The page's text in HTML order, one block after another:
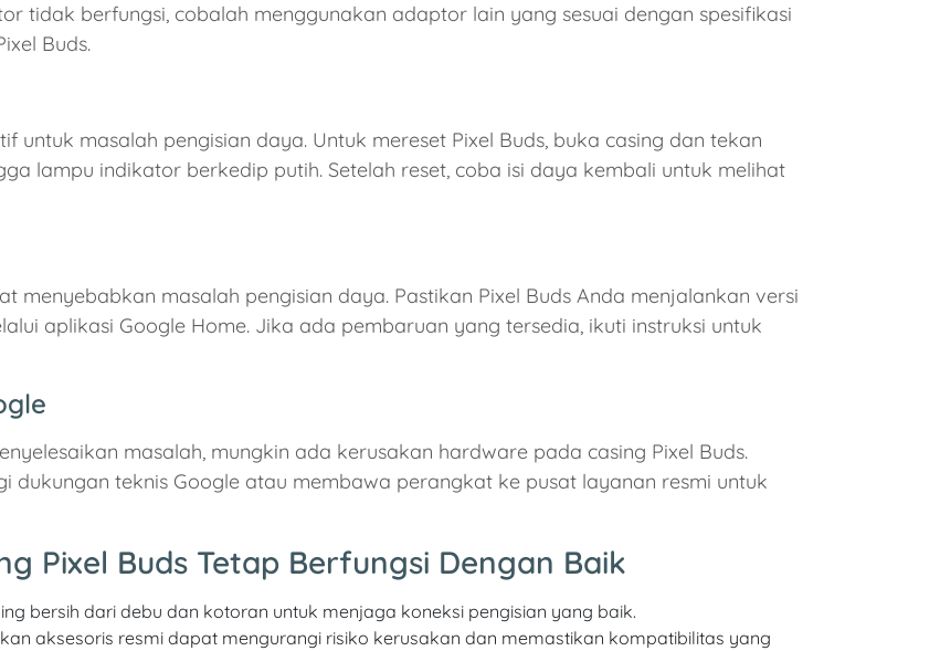
tidak berfungsi, cobalah menggunakan adaptor lain yang sesuai dengan spesifikasi
Buds.
untuk masalah pengisian daya. Untuk mereset Pixel Buds, buka casing dan tekan
lampu indikator berkedip putih. Setelah reset, coba isi daya kembali untuk melihat
menyebabkan masalah pengisian daya. Pastikan Pixel Buds Anda menjalankan versi
aplikasi Google Home. Jika ada pembaruan yang tersedia, ikuti instruksi untuk
masalah, mungkin ada kerusakan hardware pada casing Pixel Buds.
dukungan teknis Google atau membawa perangkat ke pusat layanan resmi untuk
Pixel Buds Tetap Berfungsi Dengan Baik
bersih dari debu dan kotoran untuk menjaga koneksi pengisian yang baik.
aksesoris resmi dapat mengurangi risiko kerusakan dan memastikan kompatibilitas yang